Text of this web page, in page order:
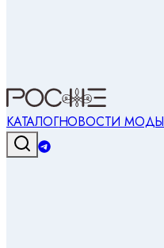
КАТАЛОГНОВОСТИ МОДЫ